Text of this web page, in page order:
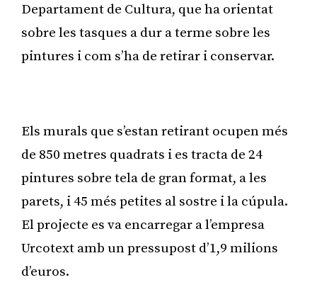
Departament de Cultura, que ha orientat
sobre les tasques a dur a terme sobre les
pintures i com s’ha de retirar i conservar.
Els murals que s’estan retirant ocupen més
de 850 metres quadrats i es tracta de 24
pintures sobre tela de gran format, a les
parets, i 45 més petites al sostre i la cúpula.
El projecte es va encarregar a l’empresa
Urcotext amb un pressupost d’1,9 milions
d’euros.